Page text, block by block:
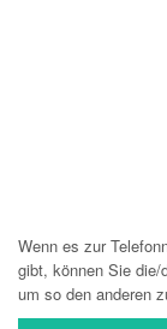
Wenn es zur
gibt, können Sie die/
um so den anderen